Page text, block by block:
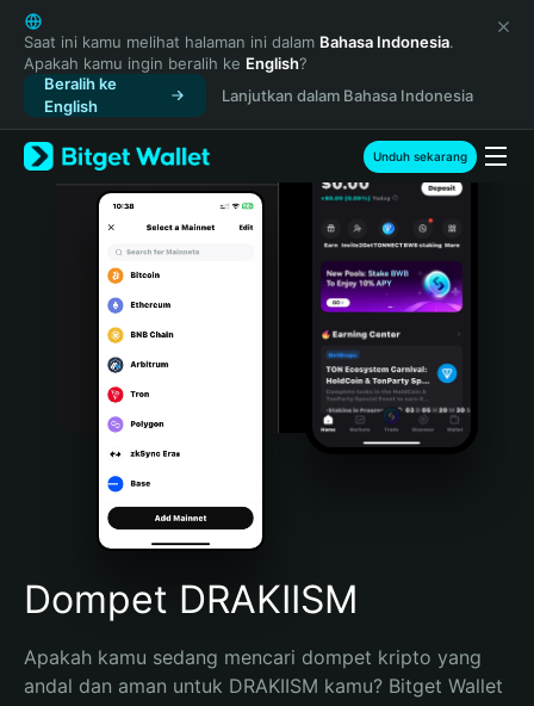
English
日本語
Tiếng Việt
Русский
Español (Latinoamérica)
Türkçe
Italiano
Português (Portugal)
Bahasa Indonesia
Português (Brasil)
Español (Argentina)
Saat ini kamu melihat halaman ini dalam Bahasa Indonesia.
Apakah kamu ingin beralih ke English?
Beralih ke
English
Lanjutkan dalam Bahasa Indonesia
Unduh sekarang
Dompet DRAKIISM
Apakah kamu sedang mencari dompet kripto yang
andal dan aman untuk DRAKIISM kamu? Bitget Wallet